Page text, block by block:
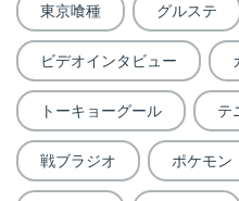
東京喰種 グルステ
ビデオインタビュー
トーキョーグール テ
戦ブラジオ ポケモン